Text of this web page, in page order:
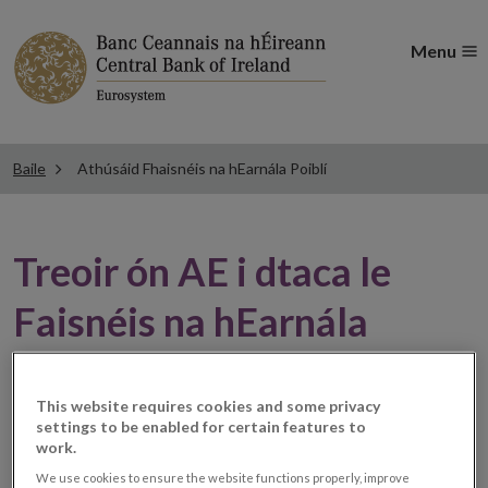
Menu
Baile Athúsáid Fhaisnéis na hEarnála Poiblí
Treoir ón AE i dtaca le
Faisnéis na hEarnála
Chuir na Rialacháin um Athúsáid Fhaisnéis na hEarnála
Poiblí 2005 I.R. Uimh. 279 de2005
. Treoir ón AE i
This website requires cookies and some privacy
settings to be enabled for certain features to
work.
We use cookies to ensure the website functions properly, improve